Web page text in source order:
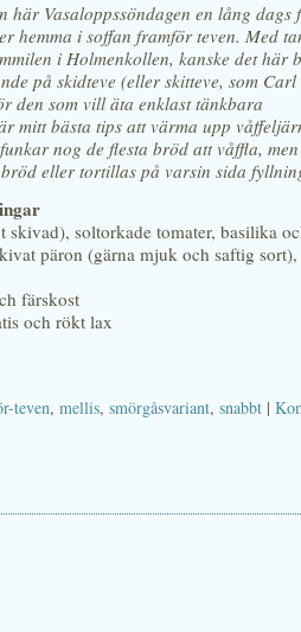
här Vasaloppssöndagen en lång dags
hemma i soffan framför teven. Med
i Holmenkollen, kanske det här
på skidteve (eller skitteve, som
den som vill äta enklast tänkbara
mitt bästa tips att värma upp
nog de flesta bröd att våffla,
eller tortillas på varsin sida
skivad), soltorkade tomater, basilika
päron (gärna mjuk och saftig sort),
färskost
och rökt lax
teven, mellis, smörgåsvariant, snabbt |